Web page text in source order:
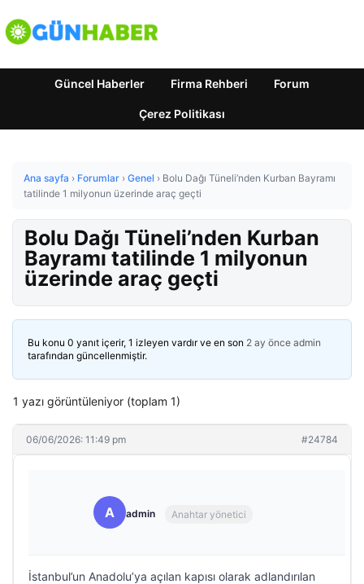
Güncel Haberler Firma Rehberi Forum
Çerez Politikası
Ana sayfa › Forumlar › Genel › Bolu Dağı Tüneli’nden Kurban Bayramı
tatilinde 1 milyonun üzerinde araç geçti
Bolu Dağı Tüneli’nden Kurban
Bayramı tatilinde 1 milyonun
üzerinde araç geçti
Bu konu 0 yanıt içerir, 1 izleyen vardır ve en son 2 ay önce admin
tarafından güncellenmiştir.
1 yazı görüntüleniyor (toplam 1)
06/06/2026: 11:49 pm #24784
A admin Anahtar yönetici
İstanbul’un Anadolu’ya açılan kapısı olarak adlandırılan